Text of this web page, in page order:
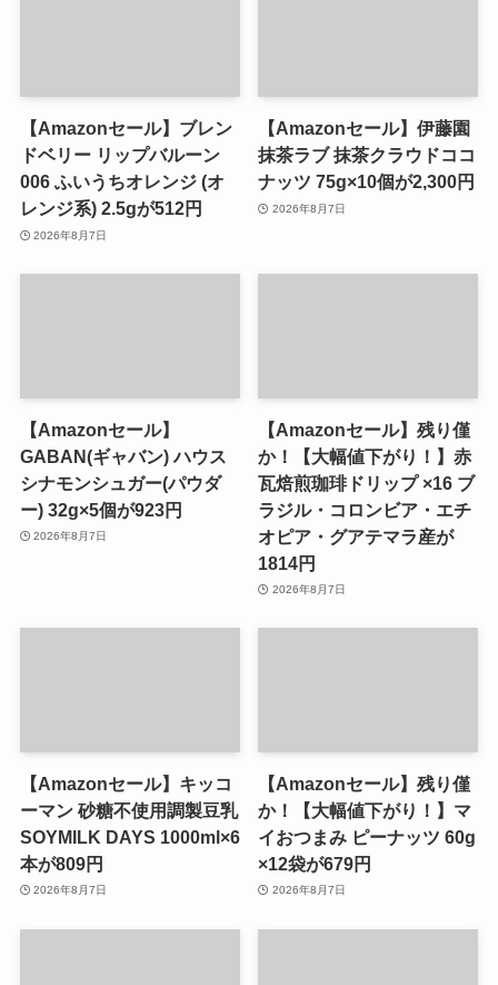
【Amazonセール】ブレン
ドベリー リップバルーン
006 ふいうちオレンジ (オ
レンジ系) 2.5gが512円
2026年8月7日
【Amazonセール】伊藤園
抹茶ラブ 抹茶クラウドココ
ナッツ 75g×10個が2,300円
2026年8月7日
【Amazonセール】
GABAN(ギャバン) ハウス
シナモンシュガー(パウダ
ー) 32g×5個が923円
2026年8月7日
【Amazonセール】残り僅
か！【大幅値下がり！】赤
瓦焙煎珈琲ドリップ ×16 ブ
ラジル・コロンビア・エチ
オピア・グアテマラ産が
1814円
2026年8月7日
【Amazonセール】キッコ
ーマン 砂糖不使用調製豆乳
SOYMILK DAYS 1000ml×6
本が809円
2026年8月7日
【Amazonセール】残り僅
か！【大幅値下がり！】マ
イおつまみ ピーナッツ 60g
×12袋が679円
2026年8月7日